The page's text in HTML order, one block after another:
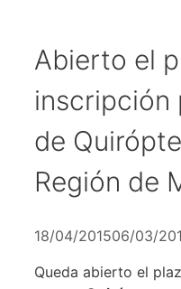
Abierto el
inscripción
de
Región de
18/04/201506/03/
Queda abierto el